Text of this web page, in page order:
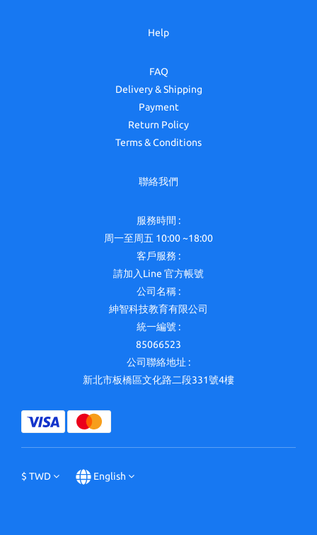
Help
FAQ
Delivery & Shipping
Payment
Return Policy
Terms & Conditions
聯絡我們
服務時間 :
周一至周五 10:00 ~18:00
客戶服務 :
請加入Line 官方帳號
公司名稱 :
紳智科技教育有限公司
統一編號 :
85066523
公司聯絡地址 :
新北市板橋區文化路二段331號4樓
$ TWD English